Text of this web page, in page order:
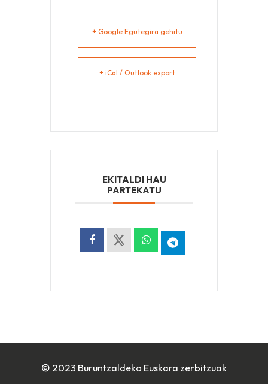
+ Google Egutegira gehitu
+ iCal / Outlook export
EKITALDI HAU
PARTEKATU
© 2023 Buruntzaldeko Euskara zerbitzuak